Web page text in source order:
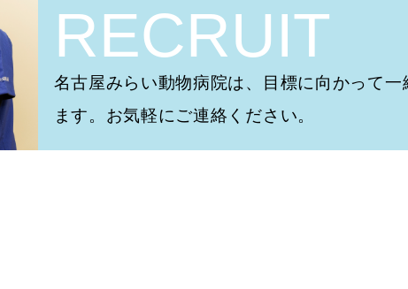
RECRUIT
名古屋みらい動物病院は、目標に向かって
ます。お気軽にご連絡ください。